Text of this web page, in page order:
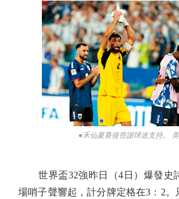
●禾仙夏賽後答謝球迷支持。
世界盃32強昨日（4日）爆發史
場哨子聲響起，計分牌定格在3：2。